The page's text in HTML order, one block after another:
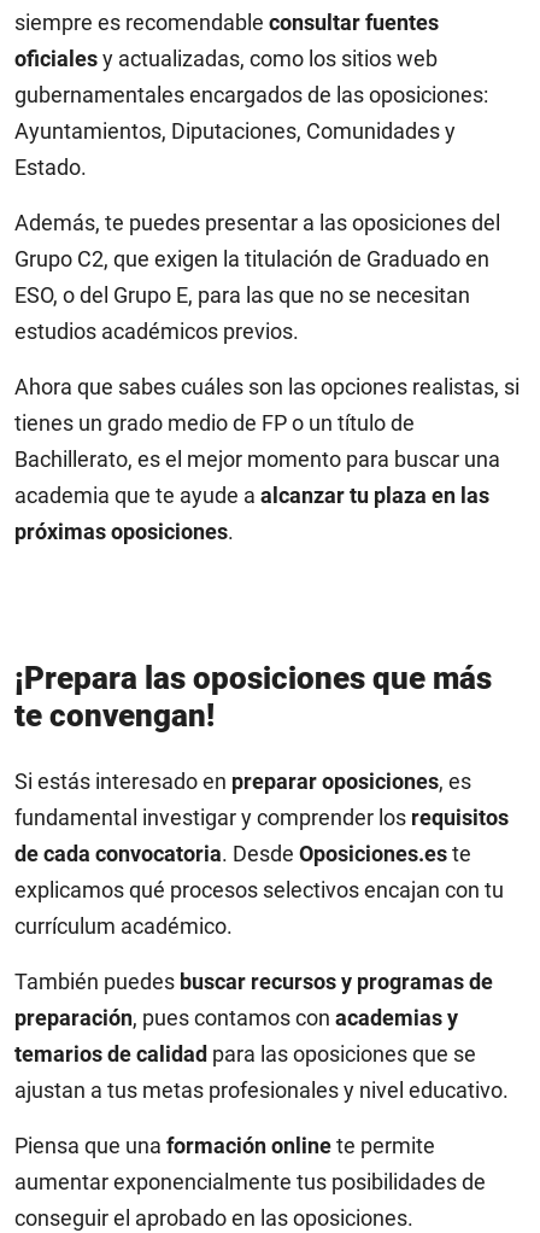
siempre es recomendable consultar fuentes
oficialesy actualizadas, como los sitios web
gubernamentales encargados de las oposiciones:
Ayuntamientos, Diputaciones, Comunidades y
Estado.
Además, te puedes presentar a las oposiciones del
Grupo C2, que exigen la titulación de Graduado en
ESO, o del Grupo E, para las que no se necesitan
estudios académicos previos.
Ahora que sabes cuáles son las opciones realistas, si
tienes un grado medio de FP o un título de
Bachillerato, es el mejor momento para buscar una
academia que te ayude a alcanzar tu plaza en las
próximas oposiciones.
¡Prepara las oposiciones que más
te convengan!
Si estás interesado en preparar oposiciones, es
fundamental investigar y comprender los requisitos
de cada convocatoria. Desde Oposiciones.este
explicamos qué procesos selectivos encajan con tu
currículum académico.
También puedes buscar recursos y programas de
preparación, pues contamos con academias y
temarios de calidad para las oposiciones que se
ajustan a tus metas profesionales y nivel educativo.
Piensa que una formación onlinete permite
aumentar exponencialmente tus posibilidades de
conseguir el aprobado en las oposiciones.